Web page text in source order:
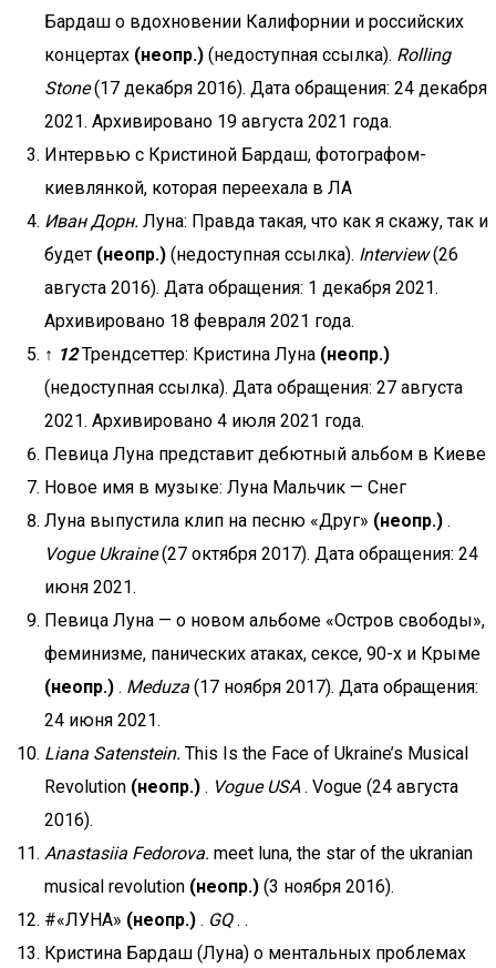
Бардаш о вдохновении Калифорнии и российских
концертах (неопр.) (недоступная ссылка). Rolling
Stone(17 декабря 2016). Дата обращения: 24 декабря
2021. Архивировано 19 августа 2021 года.
Интервью с Кристиной Бардаш, фотографом-
киевлянкой, которая переехала в ЛА
Иван Дорн. Луна: Правда такая, что как я скажу, так и
будет (неопр.) (недоступная ссылка). Interview(26
августа 2016). Дата обращения: 1 декабря 2021.
Архивировано 18 февраля 2021 года.
↑ 12Трендсеттер: Кристина Луна (неопр.)
(недоступная ссылка). Дата обращения: 27 августа
2021. Архивировано 4 июля 2021 года.
Певица Луна представит дебютный альбом в Киеве
Новое имя в музыке: Луна Мальчик — Снег
Луна выпустила клип на песню «Друг» (неопр.) .
Vogue Ukraine(27 октября 2017). Дата обращения: 24
июня 2021.
Певица Луна — о новом альбоме «Остров свободы»,
феминизме, панических атаках, сексе, 90-х и Крыме
(неопр.) . Meduza (17 ноября 2017). Дата обращения:
24 июня 2021.
Liana Satenstein. This Is the Face of Ukraine’s Musical
Revolution (неопр.) . Vogue USA. Vogue (24 августа
2016).
Anastasiia Fedorova. meet luna, the star of the ukranian
musical revolution (неопр.) (3 ноября 2016).
#«ЛУНА» (неопр.) . GQ. .
Кристина Бардаш (Луна) о ментальных проблемах